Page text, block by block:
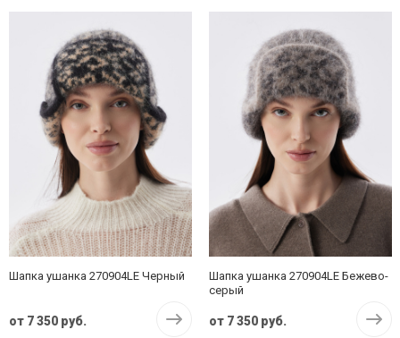
Шапка ушанка 270904LE Черный
от 7 350 руб.
Шапка ушанка 270904LE Бежево-
серый
от 7 350 руб.